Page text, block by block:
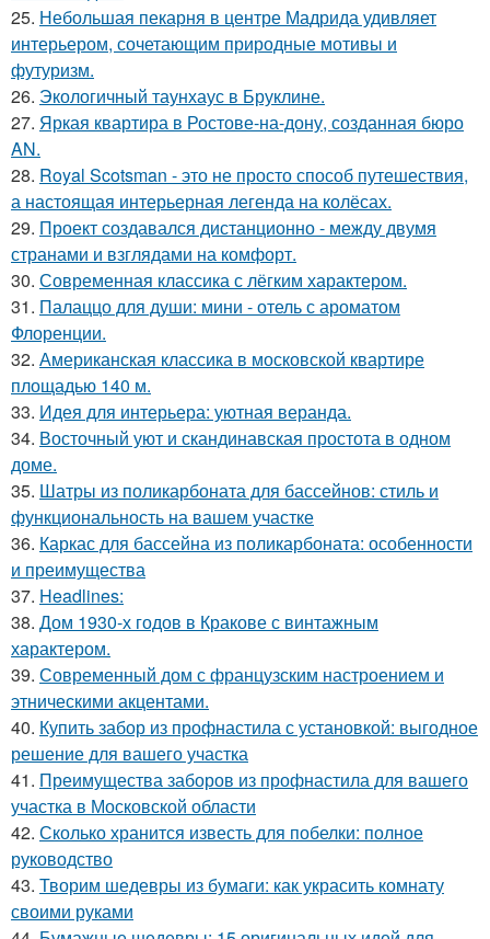
25. Небольшая пекарня в центре Мадрида удивляет
интерьером, сочетающим природные мотивы и
футуризм.
26. Экологичный таунхаус в Бруклине.
27. Яркая квартира в Ростове-на-дону, созданная бюро
AN.
28. Royal Scotsman - это не просто способ путешествия,
а настоящая интерьерная легенда на колёсах.
29. Проект создавался дистанционно - между двумя
странами и взглядами на комфорт.
30. Современная классика с лёгким характером.
31. Палаццо для души: мини - отель с ароматом
Флоренции.
32. Американская классика в московской квартире
площадью 140 м.
33. Идея для интерьера: уютная веранда.
34. Восточный уют и скандинавская простота в одном
доме.
35. Шатры из поликарбоната для бассейнов: стиль и
функциональность на вашем участке
36. Каркас для бассейна из поликарбоната: особенности
и преимущества
37. Headlines:
38. Дом 1930-х годов в Кракове с винтажным
характером.
39. Современный дом с французским настроением и
этническими акцентами.
40. Купить забор из профнастила с установкой: выгодное
решение для вашего участка
41. Преимущества заборов из профнастила для вашего
участка в Московской области
42. Сколько хранится известь для побелки: полное
руководство
43. Творим шедевры из бумаги: как украсить комнату
своими руками